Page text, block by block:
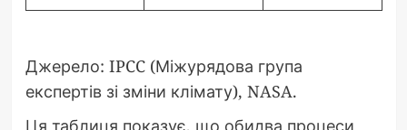
Джерело: IPCC (Міжурядова група
експертів зі зміни клімату), NASA.
Ця таблиця показує, що обидва процеси